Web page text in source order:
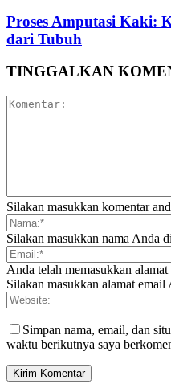
Proses Amputasi Kaki:
dari Tubuh
TINGGALKAN
Silakan masukkan komentar
Silakan masukkan nama Anda
Anda telah memasukkan
Silakan masukkan alamat email
Simpan nama, email, dan
waktu berikutnya saya